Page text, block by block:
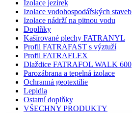
Izolace jezírek
Izolace vodohospodářských staveb
Izolace nádrží na pitnou vodu
Doplňky
Kašírované plechy FATRANYL
Profil FATRAFAST s výztuží
Profil FATRAFLEX
Dlaždice FATRAFOL WALK 600
Parozábrana a tepelná izolace
Ochranná geotextilie
Lepidla
Ostatní doplňky
VŠECHNY PRODUKTY